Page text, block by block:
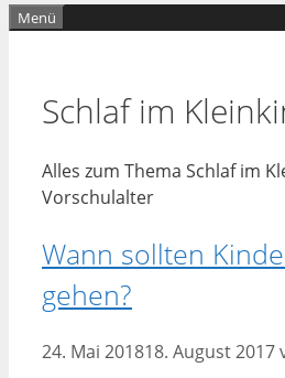
Menü
Schlaf im
Alles zum Thema Schlaf im
Vorschulalter
Wann sollten
gehen?
24. Mai 201818. August 2017